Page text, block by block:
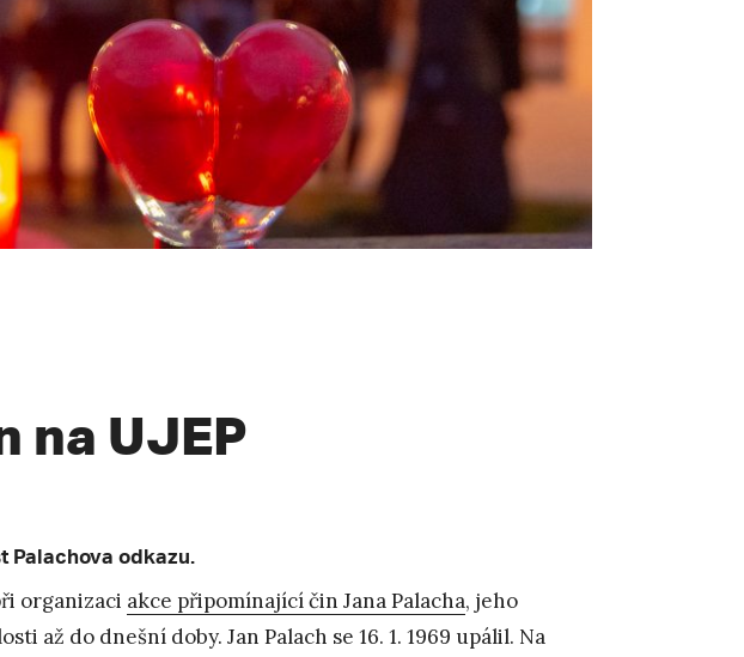
na UJEP
Palachova odkazu.
organizaci akce připomínající čin Jana Palacha, jeho
až do dnešní doby. Jan Palach se 16. 1. 1969 upálil. Na